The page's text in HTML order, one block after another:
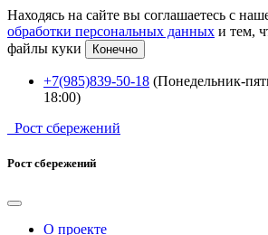
Находясь на сайте вы соглашаетесь с
обработки персональных данных и тем,
файлы куки
Конечно
+7(985)839-50-18 (Понедельник-
18:00)
Рост сбережений
Рост сбережений
О проекте